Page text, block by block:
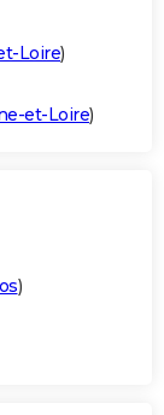
Loire)
et-Loire)
)